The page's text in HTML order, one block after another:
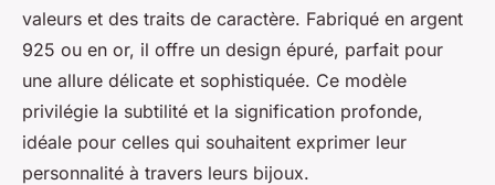
valeurs et des traits de caractère. Fabriqué en argent
925 ou en or, il offre un design épuré, parfait pour
une allure délicate et sophistiquée. Ce modèle
privilégie la subtilité et la signification profonde,
idéale pour celles qui souhaitent exprimer leur
personnalité à travers leurs bijoux.